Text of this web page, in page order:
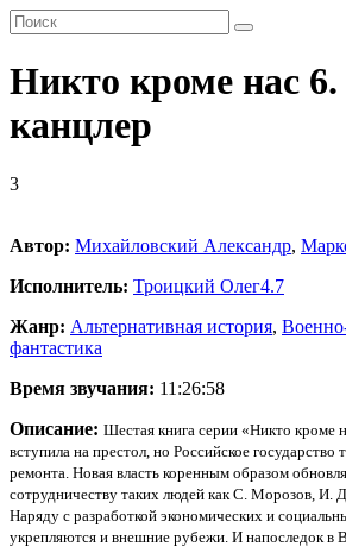
Никто кроме нас
канцлер
3
Автор: Михайловский Александр,
Исполнитель: Троицкий Олег4.7
Жанр: Альтернативная история,
фантастика
Время звучания: 11:26:58
Описание: Шестая книга серии «Никто кроме
вступила на престол, но Российское государство
ремонта. Новая власть коренным образом
сотрудничеству таких людей как С. Морозов, И.
Наряду с разработкой экономических и
укрепляются и внешние рубежи. И напоследок в